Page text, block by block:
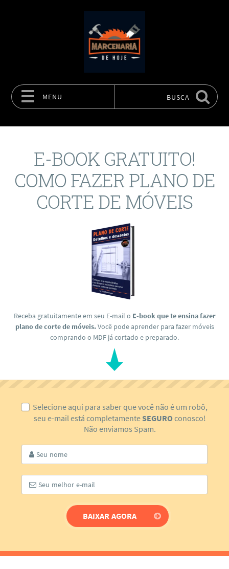
MENU BUSCA
E-BOOK GRATUITO!
COMO FAZER PLANO DE
CORTE DE MÓVEIS
Receba gratuitamente em seu E-mail o E-book que te ensina fazer
plano de corte de móveis.Você pode aprender para fazer móveis
comprando o MDF já cortado e preparado.
Selecione aqui para saber que você não é um robô,
seu e-mail está completamenteSEGUROconosco!
Não enviamos Spam.